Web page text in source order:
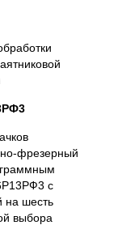
фрезерный
с
на шесть
выбора